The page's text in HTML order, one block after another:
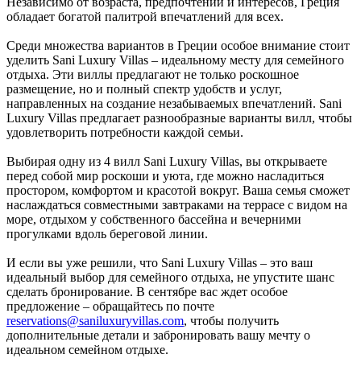
обладает богатой палитрой впечатлений для всех.
Среди множества вариантов в Греции особое внимание стоит
уделить Sani Luxury Villas – идеальному месту для семейного
отдыха. Эти виллы предлагают не только роскошное
размещение, но и полный спектр удобств и услуг,
направленных на создание незабываемых впечатлений. Sani
Luxury Villas предлагает разнообразные варианты вилл, чтобы
удовлетворить потребности каждой семьи.
Выбирая одну из 4 вилл Sani Luxury Villas, вы открываете
перед собой мир роскоши и уюта, где можно насладиться
простором, комфортом и красотой вокруг. Ваша семья сможет
наслаждаться совместными завтраками на террасе с видом на
море, отдыхом у собственного бассейна и вечерними
прогулками вдоль береговой линии.
И если вы уже решили, что Sani Luxury Villas – это ваш
идеальный выбор для семейного отдыха, не упустите шанс
сделать бронирование. В сентябре вас ждет особое
предложение – обращайтесь по почте
reservations@saniluxuryvillas.com, чтобы получить
дополнительные детали и забронировать вашу мечту о
идеальном семейном отдыхе.